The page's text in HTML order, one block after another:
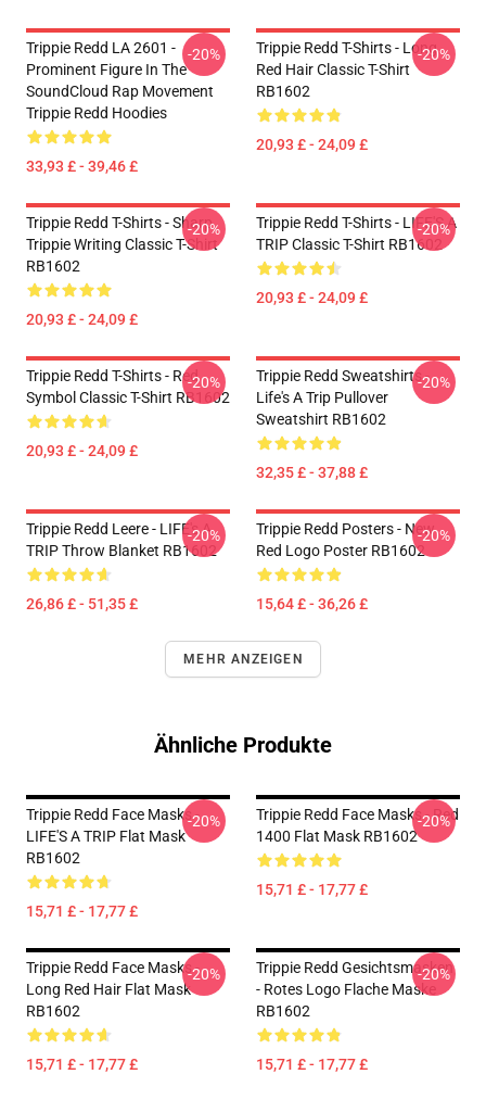
Trippie Redd LA 2601 -
Prominent Figure In The
SoundCloud Rap Movement
Trippie Redd Hoodies
33,93 £ - 39,46 £
-20%
Trippie Redd T-Shirts - Long
Red Hair Classic T-Shirt
RB1602
20,93 £ - 24,09 £
-20%
Trippie Redd T-Shirts - Sharp
Trippie Writing Classic T-Shirt
RB1602
20,93 £ - 24,09 £
-20%
Trippie Redd T-Shirts - LIFE'S A
TRIP Classic T-Shirt RB1602
20,93 £ - 24,09 £
-20%
Trippie Redd T-Shirts - Red
Symbol Classic T-Shirt RB1602
20,93 £ - 24,09 £
-20%
Trippie Redd Sweatshirts -
Life's A Trip Pullover
Sweatshirt RB1602
32,35 £ - 37,88 £
-20%
Trippie Redd Leere - LIFE's A
TRIP Throw Blanket RB1602
26,86 £ - 51,35 £
-20%
Trippie Redd Posters - New
Red Logo Poster RB1602
15,64 £ - 36,26 £
-20%
MEHR ANZEIGEN
Ähnliche Produkte
Trippie Redd Face Masks -
LIFE'S A TRIP Flat Mask
RB1602
15,71 £ - 17,77 £
-20%
Trippie Redd Face Masks - Red
1400 Flat Mask RB1602
15,71 £ - 17,77 £
-20%
Trippie Redd Face Masks -
Long Red Hair Flat Mask
RB1602
15,71 £ - 17,77 £
-20%
Trippie Redd Gesichtsmasken
- Rotes Logo Flache Maske
RB1602
15,71 £ - 17,77 £
-20%